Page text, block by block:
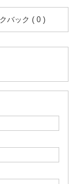
バック ( 0 )